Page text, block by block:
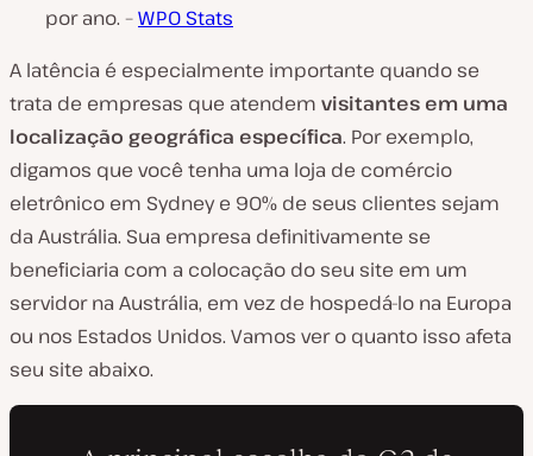
por ano. –WPO Stats
A latência é especialmente importante quando se
trata de empresas que atendem visitantes em uma
localização geográfica específica. Por exemplo,
digamos que você tenha uma loja de comércio
eletrônico em Sydney e 90% de seus clientes sejam
da Austrália. Sua empresa definitivamente se
beneficiaria com a colocação do seu site em um
servidor na Austrália, em vez de hospedá-lo na Europa
ou nos Estados Unidos. Vamos ver o quanto isso afeta
seu site abaixo.